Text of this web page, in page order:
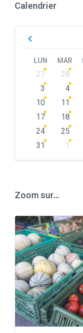
Calendrier
Previous
LUN MAR
Skip
calendar
27 28
3
4
10
11
17
18
24
25
31
1
Zoom sur…